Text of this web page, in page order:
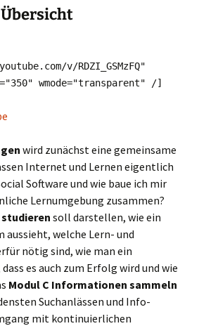
v/RDZI_GSMzFQ"
wmode="transparent" /]
wird zunächst eine gemeinsame
Internet und Lernen eigentlich
Software und wie baue ich mir
Lernumgebung zusammen?
soll darstellen, wie ein
aussieht, welche Lern- und
nötig sind, wie man ein
es auch zum Erfolg wird und wie
Modul C Informationen sammeln
Suchanlässen und Info-
mit kontinuierlichen